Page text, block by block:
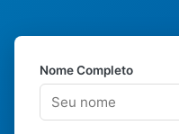
Nome Completo